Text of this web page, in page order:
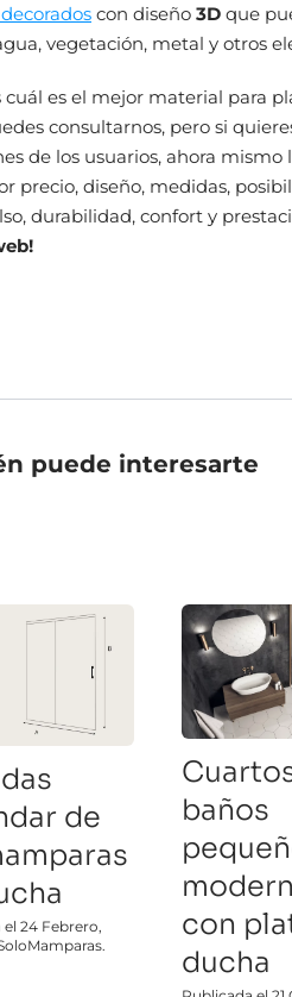
con diseño 3D que
vegetación, metal y otros
cuál es el mejor material para
consultarnos, pero si
de los usuarios, ahora
precio, diseño, medidas,
durabilidad, confort y
puede interesarte
de
24 Febrero,
baños
con
ducha